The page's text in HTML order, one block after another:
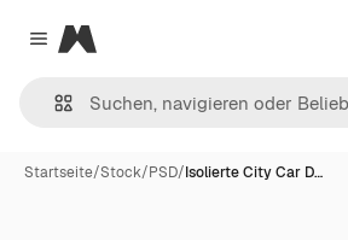
Close menu
Magnific
Startseite/Stock/PSD/Isolierte City Car D…